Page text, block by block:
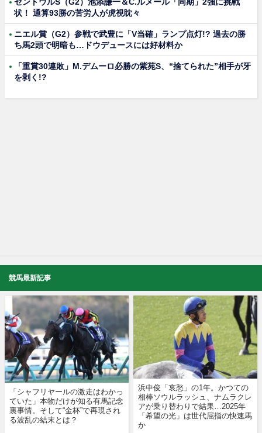
セントウルS（G2）池添謙一＆C.ルメール「同期」2強に挑戦
状！ 通算93勝の苦労人が虎視眈々
ニエル賞（G2）参戦で武豊に「V当確」ランプ点灯!? 過去の勝
ち馬2頭で明暗も…ドウデュースには好材料か
「重賞30連敗」M.デムーロ必勝の紫苑S、“捨てられた”相手が牙
を剥く!?
競馬最新記事
「シャフリヤールの激走はわかっ
ていた」本物だけが知る有馬記念
裏事情。そして“金杯”で再現され
る波乱の結末とは？
浜中俊「哀愁」の1年。かつての
相棒ソウルラッシュ、ナムラクレ
アが乗り替わりで結果…2025年
「希望の光」は世代屈指の快速馬
か